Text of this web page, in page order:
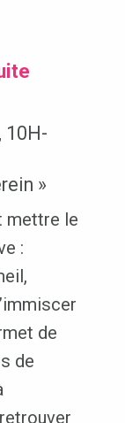
10H-
»
mettre le
:
de
de